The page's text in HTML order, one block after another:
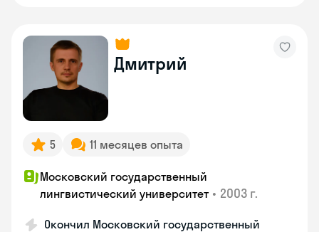
Дмитрий
5 11 месяцев опыта
Московский государственный
лингвистический университет • 2003 г.
Окончил Московский государственный